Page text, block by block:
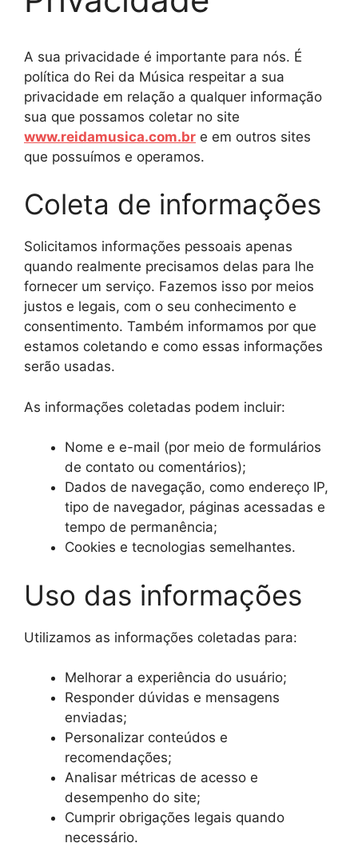
A sua privacidade é importante para nós. É
política do Rei da Música respeitar a sua
privacidade em relação a qualquer informação
sua que possamos coletar no site
www.reidamusica.com.br e em outros sites
que possuímos e operamos.
Coleta de informações
Solicitamos informações pessoais apenas
quando realmente precisamos delas para lhe
fornecer um serviço. Fazemos isso por meios
justos e legais, com o seu conhecimento e
consentimento. Também informamos por que
estamos coletando e como essas informações
serão usadas.
As informações coletadas podem incluir:
Nome e e-mail (por meio de formulários
de contato ou comentários);
Dados de navegação, como endereço IP,
tipo de navegador, páginas acessadas e
tempo de permanência;
Cookies e tecnologias semelhantes.
Uso das informações
Utilizamos as informações coletadas para:
Melhorar a experiência do usuário;
Responder dúvidas e mensagens
enviadas;
Personalizar conteúdos e
recomendações;
Analisar métricas de acesso e
desempenho do site;
Cumprir obrigações legais quando
necessário.